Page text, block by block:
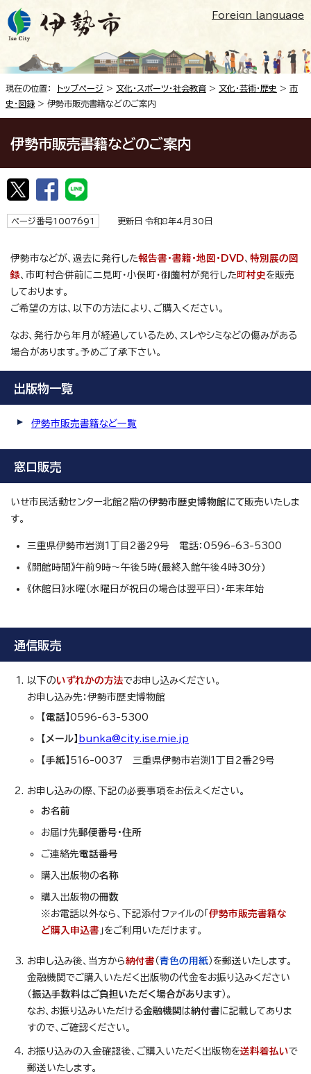
Foreign language
現在の位置： トップページ > 文化・スポーツ・社会教育 > 文化・芸術・歴史 > 市
史・図録 > 伊勢市販売書籍などのご案内
伊勢市販売書籍などのご案内
ページ番号1007691 更新日 令和8年4月30日
伊勢市などが、過去に発行した報告書・書籍・地図・DVD、 特別展の図
録、市町村合併前に二見町・小俣町・御薗村が発行した 町村史を販売
しております。
ご希望の方は、以下の方法により、ご購入ください。
なお、発行から年月が経過しているため、スレやシミなどの傷みがある
場合があります。予めご了承下さい。
出版物一覧
伊勢市販売書籍など一覧
窓口販売
いせ市民活動センター北館2階の伊勢市歴史博物館にて販売いたしま
す。
三重県伊勢市岩渕1丁目2番29号 電話：0596-63-5300
《開館時間》午前9時～午後5時(最終入館午後4時30分)
《休館日》水曜（水曜日が祝日の場合は翌平日）・年末年始
通信販売
以下のいずれかの方法でお申し込みください。
お申し込み先：伊勢市歴史博物館
【電話】 0596-63-5300
【メール】 bunka@city.ise.mie.jp
【手紙】 516-0037 三重県伊勢市岩渕1丁目2番29号
お申し込みの際、下記の必要事項をお伝えください。
お名前
お届け先郵便番号・住所
ご連絡先電話番号
購入出版物の名称
購入出版物の冊数
※お電話以外なら、下記添付ファイルの「 伊勢市販売書籍な
ど購入申込書 」をご利用いただけます。
お申し込み後、当方から納付書 （青色の用紙）を郵送いたします。
金融機関でご購入いただく出版物の代金をお振り込みください
（振込手数料はご負担いただく場合があります）。
なお、お振り込みいただける金融機関 は納付書に記載してありま
すので、ご確認ください。
お振り込みの入金確認後、ご購入いただく出版物を送料着払いで
郵送いたします。